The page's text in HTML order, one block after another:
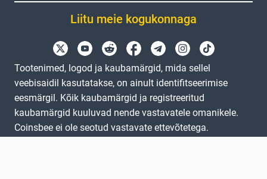
Liitu meie kogukonnaga
Tootenimed, logod ja kaubamärgid, mida sellel
veebisaidil kasutatakse, on ainult identifitseerimise
eesmärgil. Kõik kaubamärgid ja registreeritud
kaubamärgid kuuluvad nende vastavatele omanikele.
Coinsbee ei ole seotud vastavate ettevõtetega.